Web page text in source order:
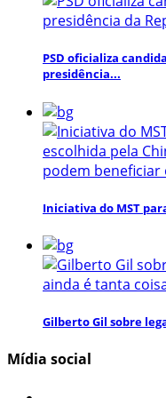
PSD oficializa
presidência...
Iniciativa do MST
Gilberto Gil sobre
Mídia social